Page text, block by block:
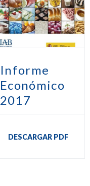
Informe
Económico
2017
DESCARGAR PDF